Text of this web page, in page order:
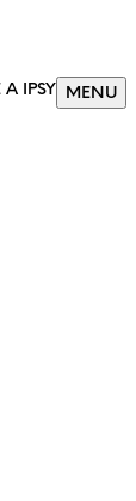
A IPSY MENU